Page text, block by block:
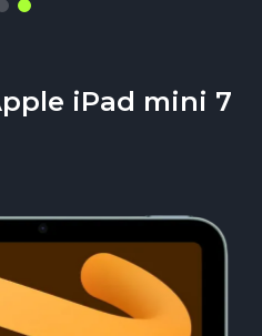
iPad mini 7